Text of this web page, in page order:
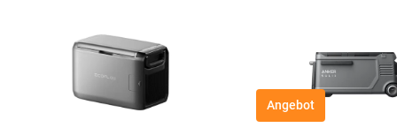
Angebot